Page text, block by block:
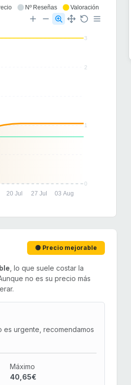
3
2
1
0
20 Jul 27 Jul 03 Aug
Nº Reseñas Valoración
🟡 Precio mejorable
, lo que suele costar la
no es su precio más
es urgente, recomendamos
Máximo
40,65€